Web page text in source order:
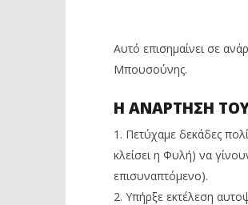
Αυγούστου
2020
Maxitis
Αυτό επισημαίνει σε
Μπουσούνης.
Η ΑΝΑΡΤΗΣΗ
1. Πετύχαμε δεκάδες
κλείσει η Φυλή) να
επισυναπτόμενο).
2. Υπήρξε εκτέλεση